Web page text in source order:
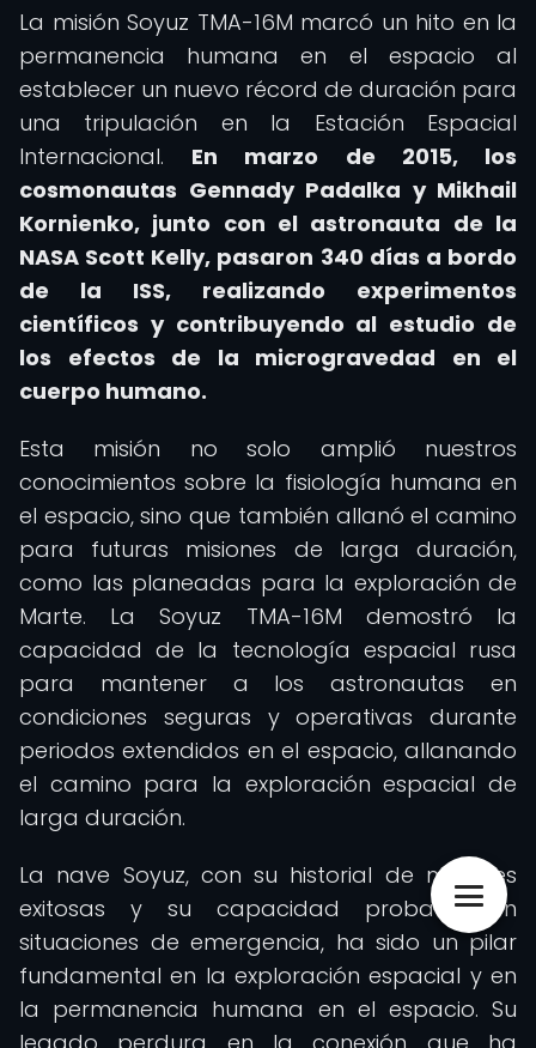
La misión Soyuz TMA-16M marcó un hito en la
permanencia humana en el espacio al
establecer un nuevo récord de duración para
una tripulación en la Estación Espacial
Internacional. En marzo de 2015, los
cosmonautas Gennady Padalka y Mikhail
Kornienko, junto con el astronauta de la
NASA Scott Kelly, pasaron 340 días a bordo
de la ISS, realizando experimentos
científicos y contribuyendo al estudio de
los efectos de la microgravedad en el
cuerpo humano.
Esta misión no solo amplió nuestros
conocimientos sobre la fisiología humana en
el espacio, sino que también allanó el camino
para futuras misiones de larga duración,
como las planeadas para la exploración de
Marte. La Soyuz TMA-16M demostró la
capacidad de la tecnología espacial rusa
para mantener a los astronautas en
condiciones seguras y operativas durante
periodos extendidos en el espacio, allanando
el camino para la exploración espacial de
larga duración.
La nave Soyuz, con su historial de misiones
exitosas y su capacidad probada en
situaciones de emergencia, ha sido un pilar
fundamental en la exploración espacial y en
la permanencia humana en el espacio. Su